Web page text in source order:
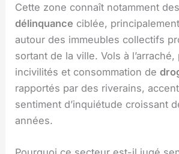
Cette zone connaît notamment
délinquance ciblée,
autour des immeubles collectifs
sortant de la ville. Vols à l’arraché,
incivilités et consommation de
rapportés par des riverains,
sentiment d’inquiétude croissant
années.